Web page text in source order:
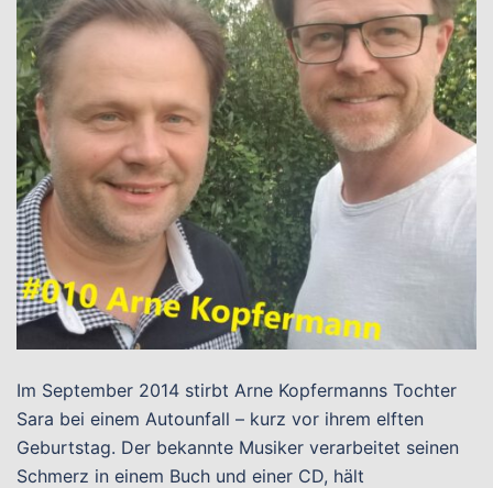
Im September 2014 stirbt Arne Kopfermanns Tochter
Sara bei einem Autounfall – kurz vor ihrem elften
Geburtstag. Der bekannte Musiker verarbeitet seinen
Schmerz in einem Buch und einer CD, hält